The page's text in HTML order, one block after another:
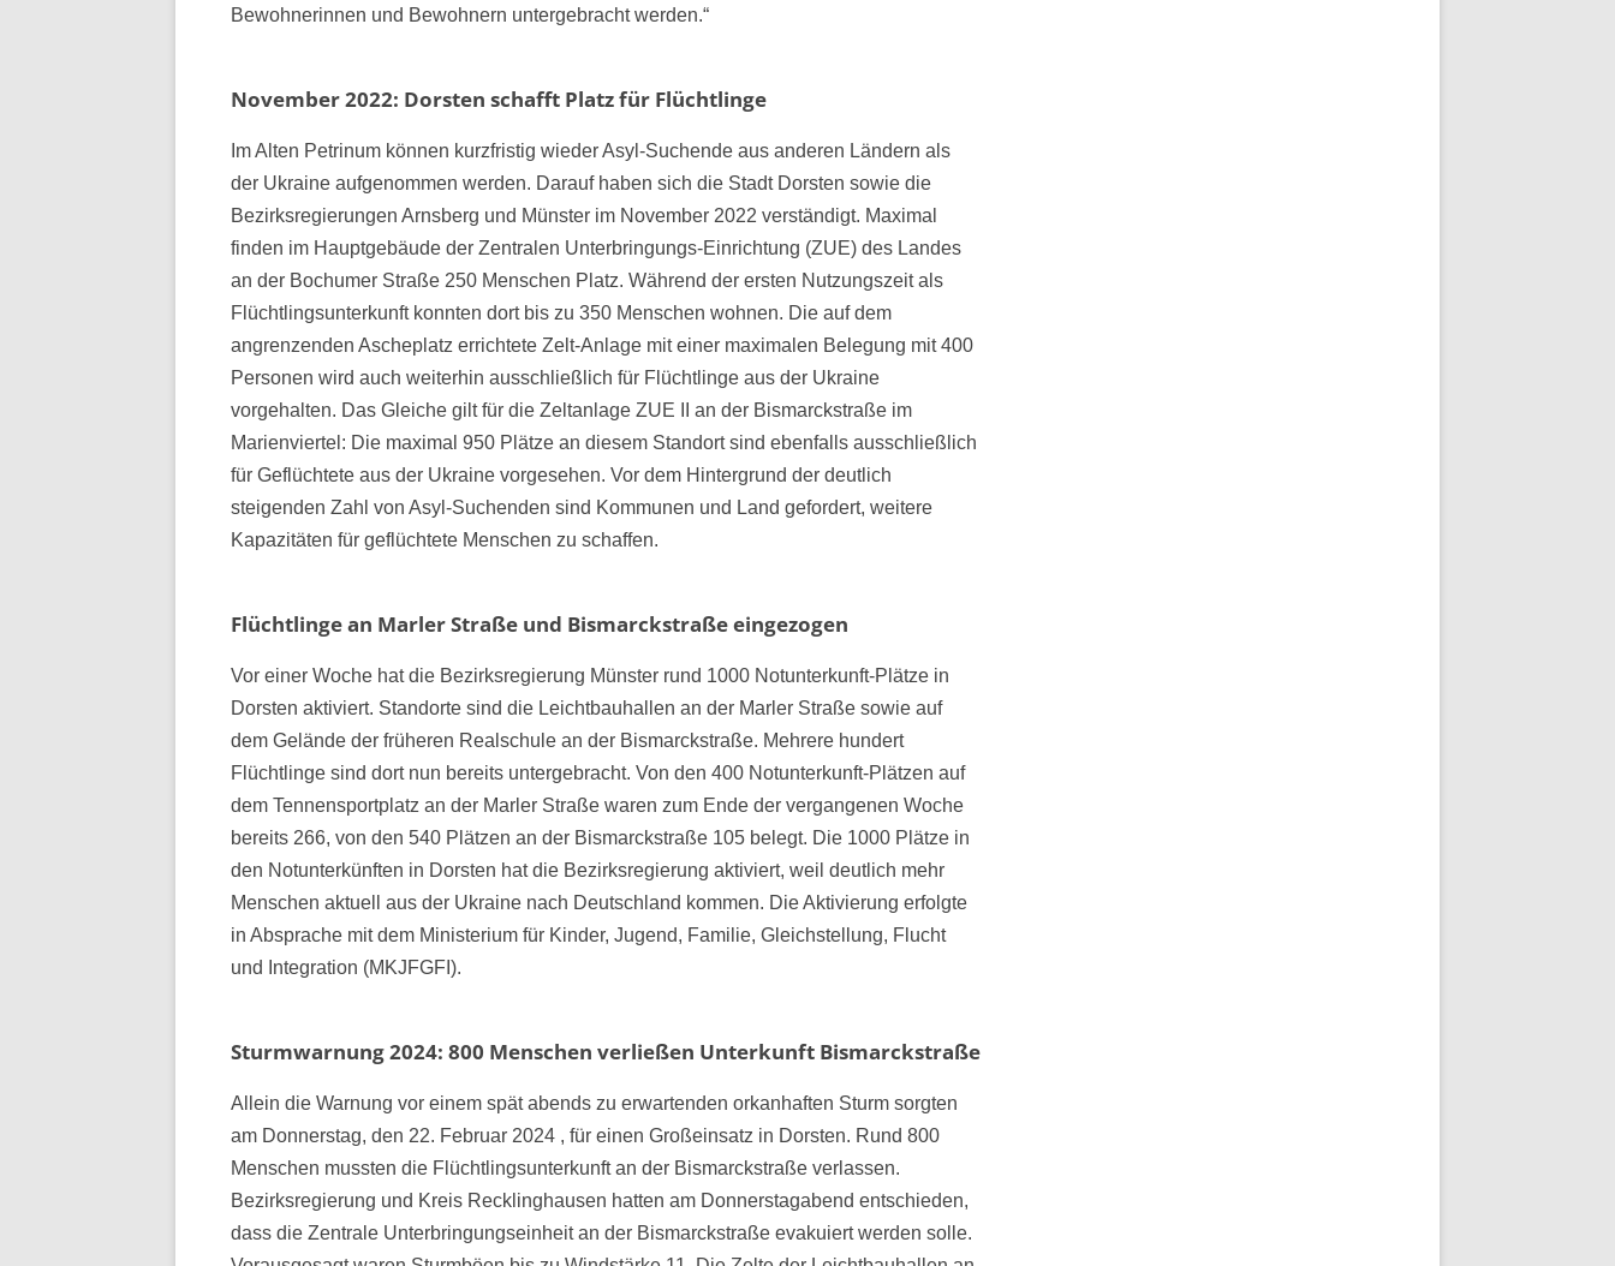
Bewohnerinnen und Bewohnern untergebracht werden.“
November 2022: Dorsten schafft Platz für Flüchtlinge
Im Alten Petrinum können kurzfristig wieder Asyl-Suchende aus anderen Ländern als
der Ukraine aufgenommen werden. Darauf haben sich die Stadt Dorsten sowie die
Bezirksregierungen Arnsberg und Münster im November 2022 verständigt. Maximal
finden im Hauptgebäude der Zentralen Unterbringungs-Einrichtung (ZUE) des Landes
an der Bochumer Straße 250 Menschen Platz. Während der ersten Nutzungszeit als
Flüchtlingsunterkunft konnten dort bis zu 350 Menschen wohnen. Die auf dem
angrenzenden Ascheplatz errichtete Zelt-Anlage mit einer maximalen Belegung mit 400
Personen wird auch weiterhin ausschließlich für Flüchtlinge aus der Ukraine
vorgehalten. Das Gleiche gilt für die Zeltanlage ZUE II an der Bismarckstraße im
Marienviertel: Die maximal 950 Plätze an diesem Standort sind ebenfalls ausschließlich
für Geflüchtete aus der Ukraine vorgesehen. Vor dem Hintergrund der deutlich
steigenden Zahl von Asyl-Suchenden sind Kommunen und Land gefordert, weitere
Kapazitäten für geflüchtete Menschen zu schaffen.
Flüchtlinge an Marler Straße und Bismarckstraße eingezogen
Vor einer Woche hat die Bezirksregierung Münster rund 1000 Notunterkunft-Plätze in
Dorsten aktiviert. Standorte sind die Leichtbauhallen an der Marler Straße sowie auf
dem Gelände der früheren Realschule an der Bismarckstraße. Mehrere hundert
Flüchtlinge sind dort nun bereits untergebracht. Von den 400 Notunterkunft-Plätzen auf
dem Tennensportplatz an der Marler Straße waren zum Ende der vergangenen Woche
bereits 266, von den 540 Plätzen an der Bismarckstraße 105 belegt. Die 1000 Plätze in
den Notunterkünften in Dorsten hat die Bezirksregierung aktiviert, weil deutlich mehr
Menschen aktuell aus der Ukraine nach Deutschland kommen. Die Aktivierung erfolgte
in Absprache mit dem Ministerium für Kinder, Jugend, Familie, Gleichstellung, Flucht
und Integration (MKJFGFI).
Sturmwarnung 2024: 800 Menschen verließen Unterkunft Bismarckstraße
Allein die Warnung vor einem spät abends zu erwartenden orkanhaften Sturm sorgten
am Donnerstag, den 22. Februar 2024 , für einen Großeinsatz in Dorsten. Rund 800
Menschen mussten die Flüchtlingsunterkunft an der Bismarckstraße verlassen.
Bezirksregierung und Kreis Recklinghausen hatten am Donnerstagabend entschieden,
dass die Zentrale Unterbringungseinheit an der Bismarckstraße evakuiert werden solle.